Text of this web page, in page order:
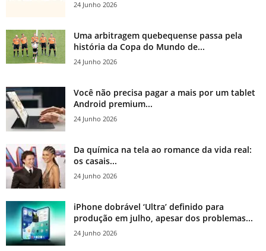
24 Junho 2026
Uma arbitragem quebequense passa pela
história da Copa do Mundo de...
24 Junho 2026
Você não precisa pagar a mais por um tablet
Android premium...
24 Junho 2026
Da química na tela ao romance da vida real:
os casais...
24 Junho 2026
iPhone dobrável ‘Ultra’ definido para
produção em julho, apesar dos problemas...
24 Junho 2026